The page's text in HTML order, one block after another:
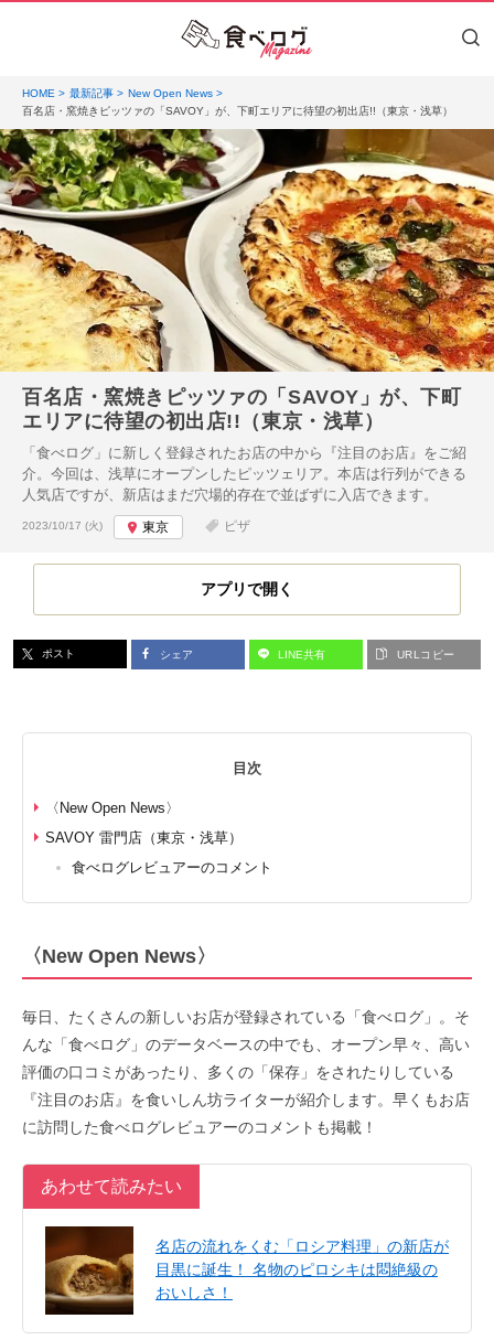
HOME 最新記事
New Open News
百名店・窯焼きピッツァの「SAVOY」が、下町エリアに待望の初出店!!（東京・浅草）
百名店・窯焼きピッツァの「SAVOY」が、下町
エリアに待望の初出店!!（東京・浅草）
「食べログ」に新しく登録されたお店の中から『注目のお店』をご紹
介。今回は、浅草にオープンしたピッツェリア。本店は行列ができる
人気店ですが、新店はまだ穴場的存在で並ばずに入店できます。
投稿日:
2023/10/17 (火) 東京 ピザ
アプリで開く
ポスト シェア LINE共有 URLコピー
目次
〈New Open News〉
SAVOY 雷門店（東京・浅草）
食べログレビュアーのコメント
〈New Open News〉
毎日、たくさんの新しいお店が登録されている「食べログ」。そ
んな「食べログ」のデータベースの中でも、オープン早々、高い
評価の口コミがあったり、多くの「保存」をされたりしている
『注目のお店』を食いしん坊ライターが紹介します。早くもお店
に訪問した食べログレビュアーのコメントも掲載！
あわせて読みたい
名店の流れをくむ「ロシア料理」の新店が
目黒に誕生！ 名物のピロシキは悶絶級の
おいしさ！